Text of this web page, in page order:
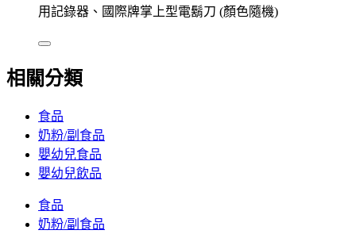
用記錄器、國際牌掌上型電鬍刀 (顏色隨機)
相關分類
食品
奶粉/副食品
嬰幼兒食品
嬰幼兒飲品
食品
奶粉/副食品